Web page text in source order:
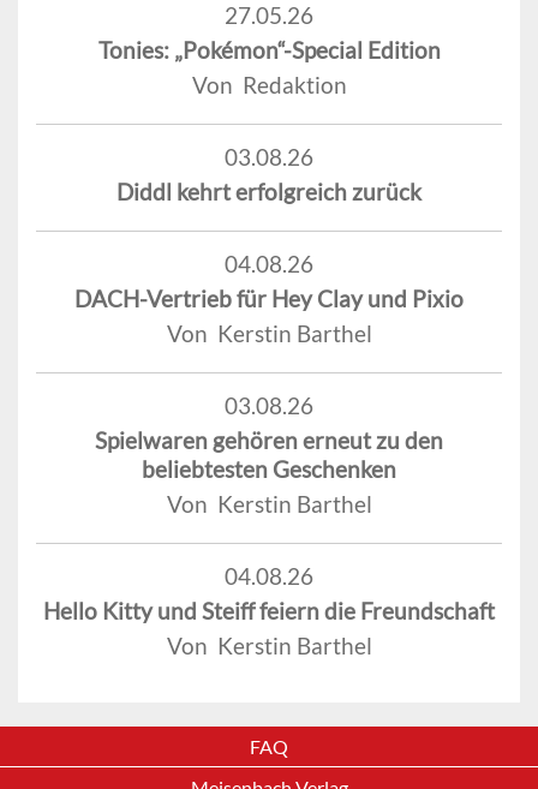
27.05.26
Tonies: „Pokémon“-Special Edition
Von Redaktion
03.08.26
Diddl kehrt erfolgreich zurück
04.08.26
DACH-Vertrieb für Hey Clay und Pixio
Von Kerstin Barthel
03.08.26
Spielwaren gehören erneut zu den
beliebtesten Geschenken
Von Kerstin Barthel
04.08.26
Hello Kitty und Steiff feiern die Freundschaft
Von Kerstin Barthel
FAQ